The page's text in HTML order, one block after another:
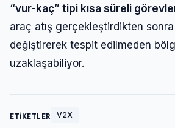
“vur-kaç” tipi kısa süreli
araç atış gerçekleştirdikten
değiştirerek tespit edilmeden
uzaklaşabiliyor.
ETİKETLER V2X
Giriş Yap